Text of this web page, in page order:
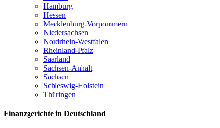
Hamburg
Hessen
Mecklenburg-Vorpommern
Niedersachsen
Nordrhein-Westfalen
Rheinland-Pfalz
Saarland
Sachsen-Anhalt
Sachsen
Schleswig-Holstein
Thüringen
Finanzgerichte in Deutschland